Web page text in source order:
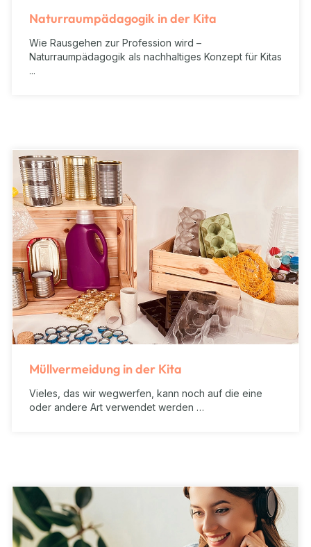
Naturraumpädagogik in der Kita
Wie Rausgehen zur Profession wird –
Naturraumpädagogik als nachhaltiges Konzept für Kitas
...
Müllvermeidung in der Kita
Vieles, das wir wegwerfen, kann noch auf die eine
oder andere Art verwendet werden …